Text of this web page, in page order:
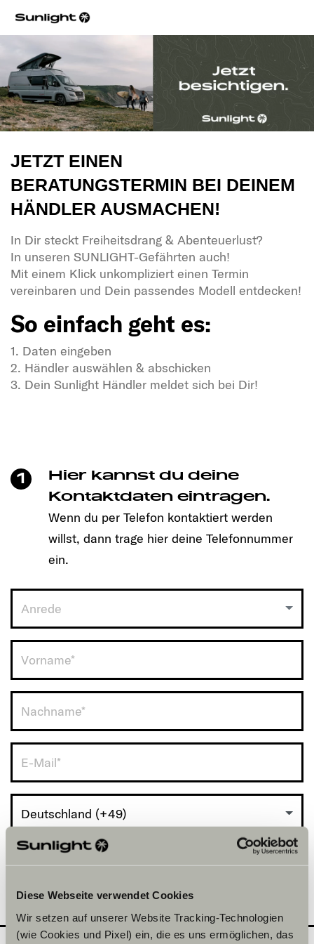
Diese Webseite verwendet Cookies
Wir setzen auf unserer Website Tracking-Technologien
(wie Cookies und Pixel) ein, die es uns ermöglichen, das
JETZT EINEN
BERATUNGSTERMIN BEI DEINEM
HÄNDLER AUSMACHEN!
In Dir steckt Freiheitsdrang & Abenteuerlust?
In unseren SUNLIGHT-Gefährten auch!
Mit einem Klick unkompliziert einen Termin
vereinbaren und Dein passendes Modell entdecken!
So einfach geht es:
1. Daten eingeben
2. Händler auswählen & abschicken
3. Dein Sunlight Händler meldet sich bei Dir!
So einfach geht es:
1. Daten eingeben
2. Händler auswählen & abschicken
3. Dein Sunlight Händler meldet sich bei Dir!
1
Hier kannst du deine
Kontaktdaten eintragen.
Wenn du per Telefon kontaktiert werden
willst, dann trage hier deine Telefonnummer
ein.
Anrede
Deutschland (+49)